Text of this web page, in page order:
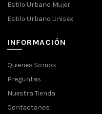
Estilo Urbano Mujer
Estilo Urbano Unisex
INFORMACIÓN
Quienes Somos
Preguntas
Nuestra Tienda
Contactanos